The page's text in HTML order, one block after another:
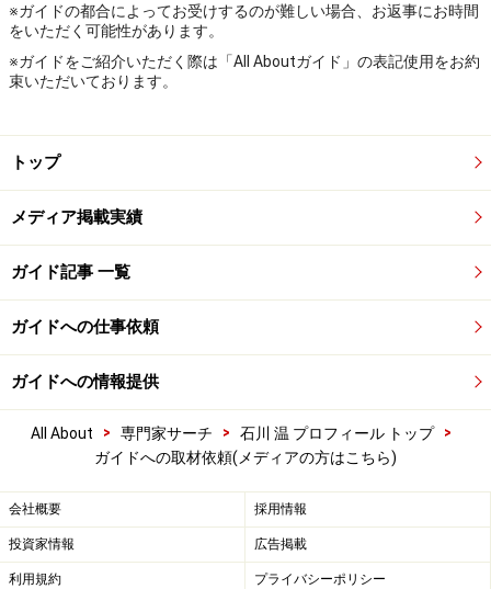
※ガイドの都合によってお受けするのが難しい場合、お返事にお時間
をいただく可能性があります。
※ガイドをご紹介いただく際は「All Aboutガイド」の表記使用をお約
束いただいております。
トップ
メディア掲載実績
ガイド記事 一覧
ガイドへの仕事依頼
ガイドへの情報提供
All About > 専門家サーチ > 石川 温 プロフィール トップ
>
ガイドへの取材依頼(メディアの方はこちら)
会社概要 採用情報
投資家情報 広告掲載
利用規約 プライバシーポリシー